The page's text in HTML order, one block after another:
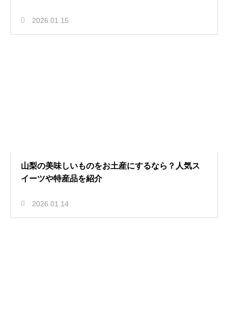
2026.01.15
山梨の美味しいものをお土産にするなら？人気ス
イーツや特産品を紹介
2026.01.14